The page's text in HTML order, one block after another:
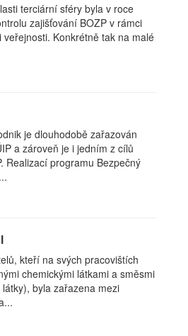
terciární sféry byla v roce
zajišťování BOZP v rámci
Konkrétně tak na malé
je dlouhodobě zařazován
a zároveň je i jedním z cílů
Realizací programu Bezpečný
kteří na svých pracovištích
chemickými látkami a směsmi
byla zařazena mezi